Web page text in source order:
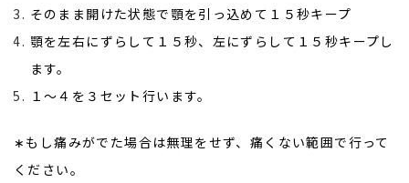
そのまま開けた状態で顎を引っ込めて１５秒キープ
顎を左右にずらして１５秒、左にずらして１５秒キープし
ます。
１～４を３セット行います。
∗もし痛みがでた場合は無理をせず、痛くない範囲で行って
ください。